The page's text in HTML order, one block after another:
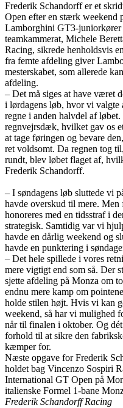
Frederik Schandorff er et
Open efter en stærk weekend
Lamborghini GT3-juniorkører
teamkammerat, Michele
Racing, sikrede henholdsvis
fra femte afdeling giver
mesterskabet, som allerede
afdeling.
– Det må siges at have været
i lørdagens løb, hvor vi valgte
regne i anden halvdel af
regnvejrsdæk, hvilket gav os
at tage føringen og bevare
ret voldsomt. Da regnen tog
rundt, blev løbet flaget af,
Frederik Schandorff.
– I søndagens løb sluttede vi
havde overskud til mere. Men
honoreres med en tidsstraf i
strategisk. Samtidig var vi
havde en dårlig weekend og
havde en punktering i
– Det hele spillede i vores
mere vigtigt end som så. Der
sjette afdeling på Monza om
endnu mere kamp om
holde stilen højt. Hvis vi kan
weekend, så har vi mulighed
når til finalen i oktober. Og
forhold til at sikre den
kæmper for.
Næste opgave for Frederik
holdet bag Vincenzo Sospiri
International GT Open på
italienske Formel 1-bane
Frederik Schandorff Racing